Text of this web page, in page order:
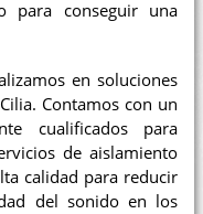
para conseguir una
en soluciones
Contamos con un
cualificados para
de aislamiento
calidad para reducir
del sonido en los